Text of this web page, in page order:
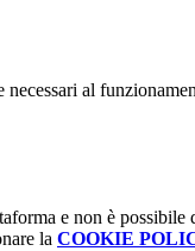
al
e non è possibile
la COOKIE